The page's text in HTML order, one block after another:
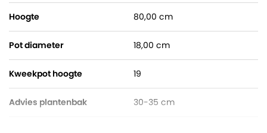
Hoogte 80,00 cm
Pot diameter 18,00 cm
Kweekpot hoogte 19
Advies plantenbak 30-35 cm